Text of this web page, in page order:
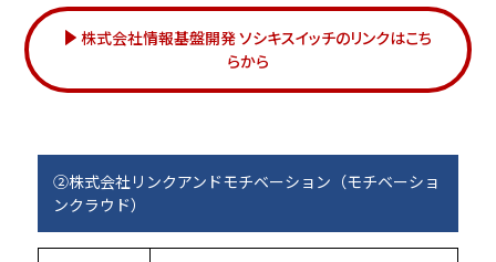
株式会社情報基盤開発 ソシキスイッチのリンクはこち
らから
②株式会社リンクアンドモチベーション（モチベーショ
ンクラウド）